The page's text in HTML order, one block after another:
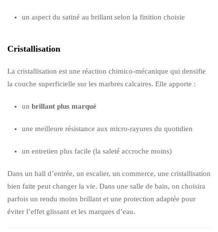
un aspect du satiné au brillant selon la finition choisie
Cristallisation
La cristallisation est une réaction chimico-mécanique qui densifie
la couche superficielle sur les marbres calcaires. Elle apporte :
un brillant plus marqué
une meilleure résistance aux micro-rayures du quotidien
un entretien plus facile (la saleté accroche moins)
Dans un hall d’entrée, un escalier, un commerce, une cristallisation
bien faite peut changer la vie. Dans une salle de bain, on choisira
parfois un rendu moins brillant et une protection adaptée pour
éviter l’effet glissant et les marques d’eau.